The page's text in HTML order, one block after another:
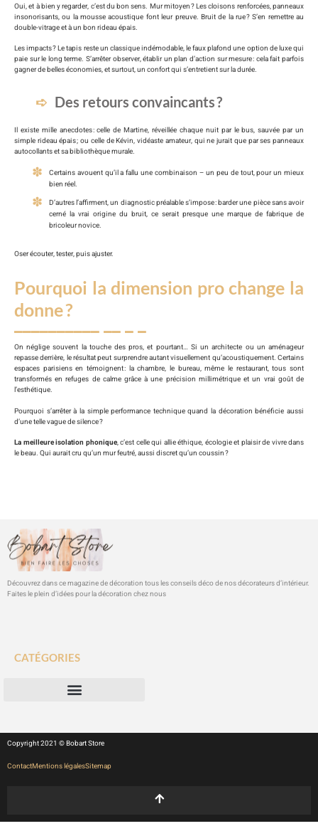
Oui, et à bien y regarder, c’est du bon sens. Mur mitoyen ? Les cloisons renforcées, panneaux
insonorisants, ou la mousse acoustique font leur preuve. Bruit de la rue ? S’en remettre au
double-vitrage et à un bon rideau épais.
Les impacts ? Le tapis reste un classique indémodable, le faux plafond une option de luxe qui
paie sur le long terme. S’arrêter observer, établir un plan d’action sur mesure : cela fait parfois
gagner de belles économies, et surtout, un confort qui s’entretient sur la durée.
Des retours convaincants ?
Il existe mille anecdotes : celle de Martine, réveillée chaque nuit par le bus, sauvée par un
simple rideau épais ; ou celle de Kévin, vidéaste amateur, qui ne jurait que par ses panneaux
autocollants et sa bibliothèque murale.
Certains avouent qu’il a fallu une combinaison – un peu de tout, pour un mieux
bien réel.
D’autres l’affirment, un diagnostic préalable s’impose : barder une pièce sans avoir
cerné la vrai origine du bruit, ce serait presque une marque de fabrique de
bricoleur novice.
Oser écouter, tester, puis ajuster.
Pourquoi la dimension pro change la
donne ?
On néglige souvent la touche des pros, et pourtant… Si un architecte ou un aménageur
repasse derrière, le résultat peut surprendre autant visuellement qu’acoustiquement. Certains
espaces parisiens en témoignent : la chambre, le bureau, même le restaurant, tous sont
transformés en refuges de calme grâce à une précision millimétrique et un vrai goût de
l’esthétique.
Pourquoi s’arrêter à la simple performance technique quand la décoration bénéficie aussi
d’une telle vague de silence ?
La meilleure isolation phonique, c’est celle qui allie éthique, écologie et plaisir de vivre dans
le beau. Qui aurait cru qu’un mur feutré, aussi discret qu’un coussin ?
Découvrez dans ce magazine de décoration tous les conseils déco de nos décorateurs d’intérieur.
Faites le plein d’idées pour la décoration chez nous
CATÉGORIES
Copyright 2021 © Bobart Store
ContactMentions légalesSitemap